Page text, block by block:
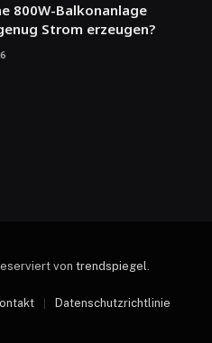
800W-Balkonanlage
Strom erzeugen?
von trendspiegel.
Datenschutzrichtlinie